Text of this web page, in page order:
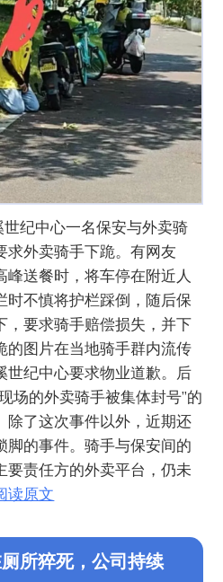
纪中心一名保安与外卖骑
求外卖骑手下跪。有网友
送餐时，将车停在附近人
时不慎将护栏踩倒，随后保
，要求骑手赔偿损失，并下
的图片在当地骑手群内流传
世纪中心要求物业道歉。后
场的外卖骑手被集体封号”的
除了这次事件以外，近期还
脚的事件。骑手与保安间的
要责任方的外卖平台，仍未
读原文
所猝死，公司持续